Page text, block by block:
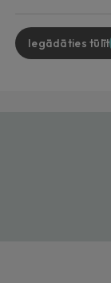
Iegādāties tūlīt